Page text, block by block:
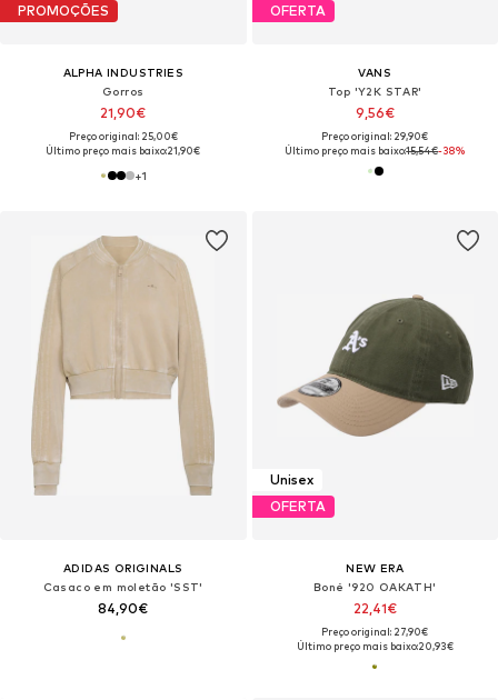
PROMOÇÕES
ALPHA INDUSTRIES
Gorros
21,90€
Preço original: 25,00€
Último preço mais baixo:21,90€
+1
OFERTA
VANS
Top 'Y2K STAR'
9,56€
Preço original: 29,90€
Último preço mais baixo:15,54€-38%
ADIDAS ORIGINALS
Casaco em moletão 'SST'
84,90€
Unisex
OFERTA
NEW ERA
Boné '920 OAKATH'
22,41€
Preço original: 27,90€
Último preço mais baixo:20,93€